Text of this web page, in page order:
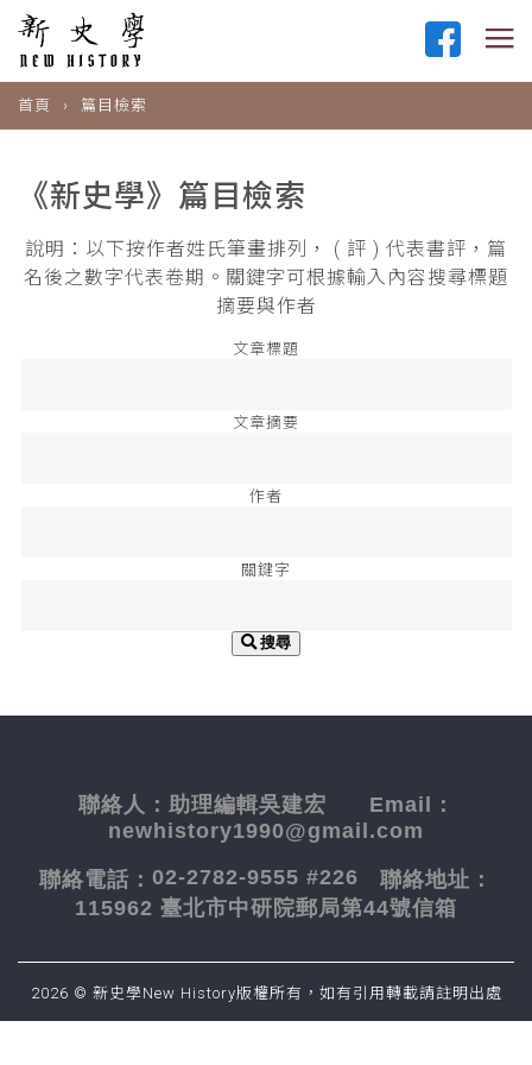
首頁 篇目檢索
《新史學》篇目檢索
說明：以下按作者姓氏筆畫排列， ( 評 ) 代表書評，篇
名後之數字代表卷期。關鍵字可根據輸入內容搜尋標題
摘要與作者
文章標題
文章摘要
作者
關鍵字
搜尋
聯絡人： 助理編輯吳建宏 Email：
newhistory1990@gmail.com
聯絡電話： 02-2782-9555 #226 聯絡地址：
115962 臺北市中研院郵局第44號信箱
2026 © 新史學New History版權所有，如有引用轉載請註明出處